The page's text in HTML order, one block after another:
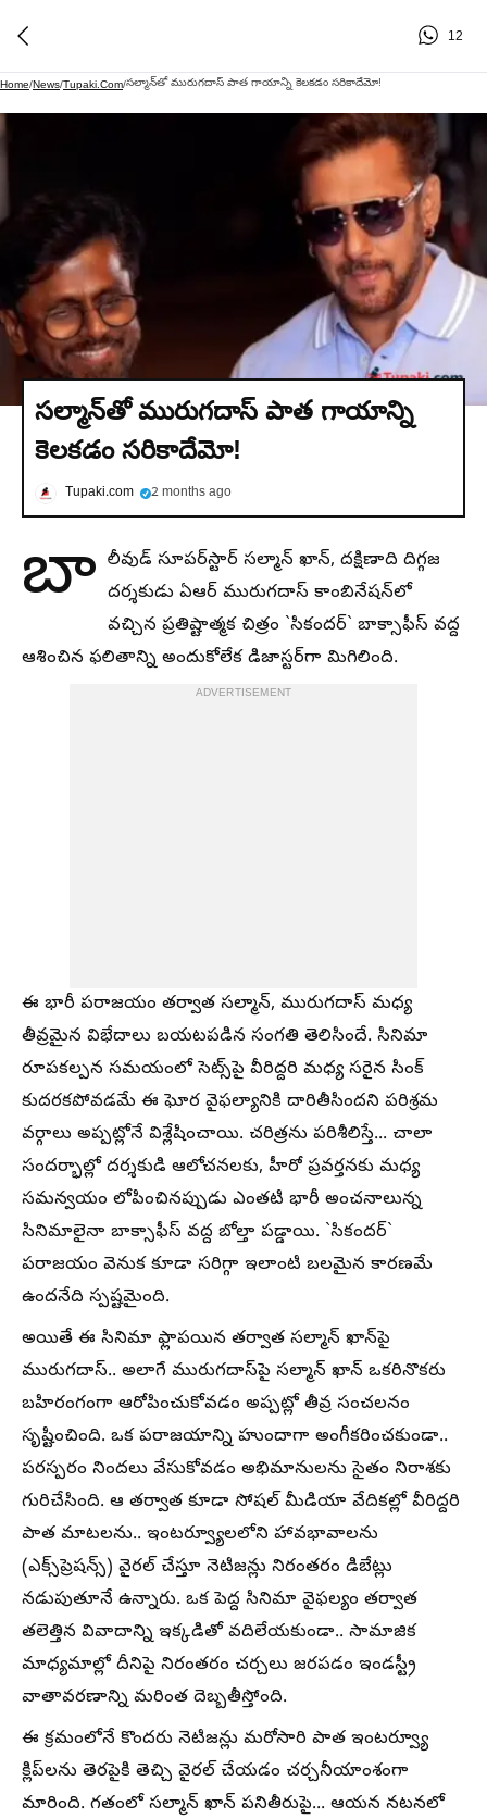
12
Home/News/Tupaki.com/సల్మాన్‌తో మురుగదాస్ పాత గాయాన్ని కెలకడం సరికాదేమో!
సల్మాన్‌తో మురుగదాస్ పాత గాయాన్ని
కెలకడం సరికాదేమో!
Tupaki.com 2 months ago
బా లీవుడ్ సూపర్‌స్టార్ సల్మాన్ ఖాన్, దక్షిణాది దిగ్గజ
దర్శకుడు ఏఆర్ మురుగదాస్ కాంబినేషన్‌లో
వచ్చిన ప్రతిష్టాత్మక చిత్రం `సికందర్` బాక్సాఫీస్ వద్ద
ఆశించిన ఫలితాన్ని అందుకోలేక డిజాస్టర్‌గా మిగిలింది.
ADVERTISEMENT
ఈ భారీ పరాజయం తర్వాత సల్మాన్, మురుగదాస్ మధ్య
తీవ్రమైన విభేదాలు బయటపడిన సంగతి తెలిసిందే. సినిమా
రూపకల్పన సమయంలో సెట్స్‌పై వీరిద్దరి మధ్య సరైన సింక్
కుదరకపోవడమే ఈ ఘోర వైఫల్యానికి దారితీసిందని పరిశ్రమ
వర్గాలు అప్పట్లోనే విశ్లేషించాయి. చరిత్రను పరిశీలిస్తే... చాలా
సందర్భాల్లో దర్శకుడి ఆలోచనలకు, హీరో ప్రవర్తనకు మధ్య
సమన్వయం లోపించినప్పుడు ఎంతటి భారీ అంచనాలున్న
సినిమాలైనా బాక్సాఫీస్ వద్ద బోల్తా పడ్డాయి. `సికందర్`
పరాజయం వెనుక కూడా సరిగ్గా ఇలాంటి బలమైన కారణమే
ఉందనేది స్పష్టమైంది.
అయితే ఈ సినిమా ఫ్లాపయిన తర్వాత సల్మాన్ ఖాన్‌పై
మురుగదాస్.. అలాగే మురుగదాస్‌పై సల్మాన్ ఖాన్ ఒకరినొకరు
బహిరంగంగా ఆరోపించుకోవడం అప్పట్లో తీవ్ర సంచలనం
సృష్టించింది. ఒక పరాజయాన్ని హుందాగా అంగీకరించకుండా..
పరస్పరం నిందలు వేసుకోవడం అభిమానులను సైతం నిరాశకు
గురిచేసింది. ఆ తర్వాత కూడా సోషల్ మీడియా వేదికల్లో వీరిద్దరి
పాత మాటలను.. ఇంటర్వ్యూలలోని హావభావాలను
(ఎక్స్‌ప్రెషన్స్) వైరల్ చేస్తూ నెటిజన్లు నిరంతరం డిబేట్లు
నడుపుతూనే ఉన్నారు. ఒక పెద్ద సినిమా వైఫల్యం తర్వాత
తలెత్తిన వివాదాన్ని ఇక్కడితో వదిలేయకుండా.. సామాజిక
మాధ్యమాల్లో దీనిపై నిరంతరం చర్చలు జరపడం ఇండస్ట్రీ
వాతావరణాన్ని మరింత దెబ్బతీస్తోంది.
ఈ క్రమంలోనే కొందరు నెటిజన్లు మరోసారి పాత ఇంటర్వ్యూ
క్లిప్‌లను తెరపైకి తెచ్చి వైరల్ చేయడం చర్చనీయాంశంగా
మారింది. గతంలో సల్మాన్ ఖాన్ పనితీరుపై... ఆయన నటనలో